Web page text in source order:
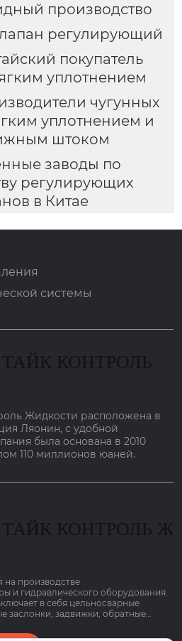
производство
регулирующий
покупатель
уплотнением
чугунных
уплотнением и
штоком
заводы по
регулирующих
в Китае
системы
КОНТРОЛЬ
Жидкости расположена в
Ляонин, с удобной
была основана в 2010
110 миллионов юаней.
КОНТРОЛЬ Ж
на производстве
и гидравлического оборудования.
в себя цельносварные
заслонки, задвижки, обратные
в отопительной и газовой